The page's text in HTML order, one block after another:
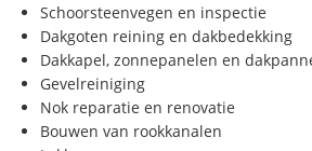
Schoorsteenvegen en inspectie
Dakgoten reining en dakbedekking
Dakkapel, zonnepanelen en
Gevelreiniging
Nok reparatie en renovatie
Bouwen van rookkanalen